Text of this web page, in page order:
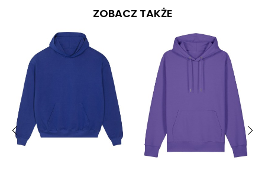
ZOBACZ TAKŻE